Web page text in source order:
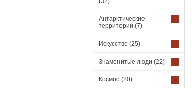
Антарктические
территории (7)
Искусство (25)
Знаменитые люди (22)
Космос (20)